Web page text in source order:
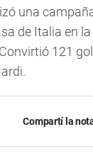
una
de Italia en
121
Compartí la